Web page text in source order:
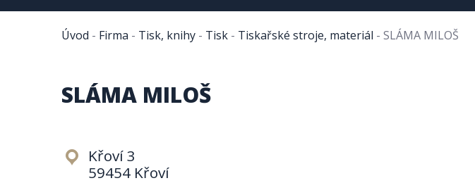
Úvod - Firma - Tisk, knihy - Tisk - Tiskařské stroje, materiál - SLÁMA MILOŠ
SLÁMA MILOŠ
Křoví 3
59454 Křoví